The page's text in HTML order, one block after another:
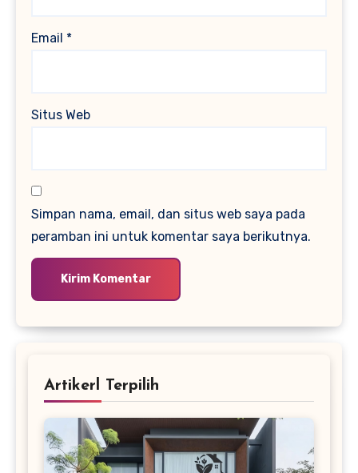
Email *
Situs Web
Simpan nama, email, dan situs web saya pada
peramban ini untuk komentar saya berikutnya.
Artikerl Terpilih